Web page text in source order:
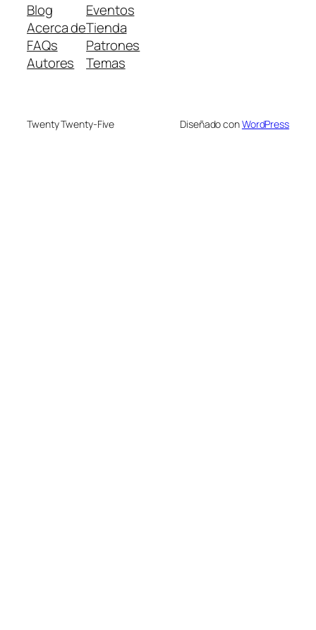
Blog
Acerca de
FAQs
Autores
Eventos
Tienda
Patrones
Temas
Twenty Twenty-Five Diseñado conWordPress